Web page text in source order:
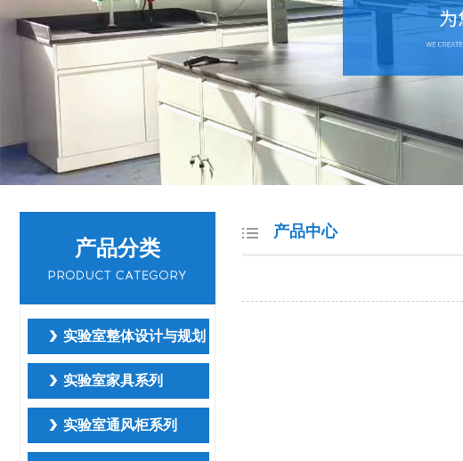
产品分类
实验室整体设计与规划
实验室家具系列
实验室通风柜系列
产品中心